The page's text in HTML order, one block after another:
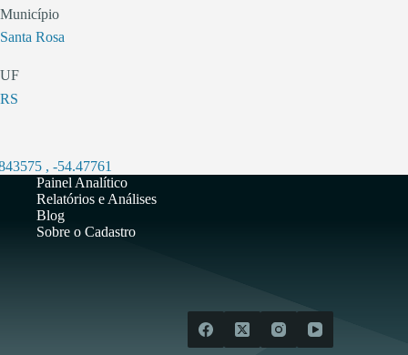
Município
Santa Rosa
UF
RS
, -54.47761
Painel Analítico
Relatórios e Análises
Blog
Sobre o Cadastro